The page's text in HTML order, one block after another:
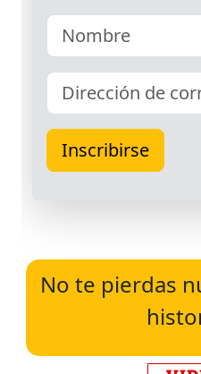
No te pierdas